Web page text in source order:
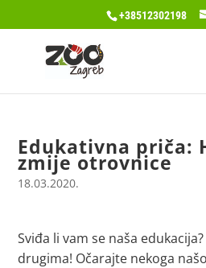
+38512302198
Edukativna priča:
zmije otrovnice
18.03.2020.
Sviđa li vam se naša
drugima! Očarajte nekoga